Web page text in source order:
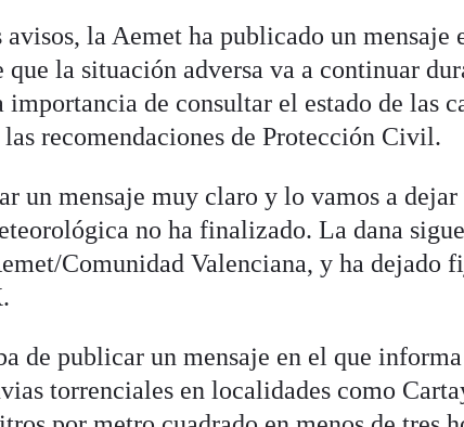
avisos, la Aemet ha publicado un mensaje
que la situación adversa va a continuar
importancia de consultar el estado de las
recomendaciones de Protección Civil.
un mensaje muy claro y lo vamos a
no ha finalizado. La dana
Comunidad Valenciana, y ha dejado
de publicar un mensaje en el que informa
torrenciales en localidades como